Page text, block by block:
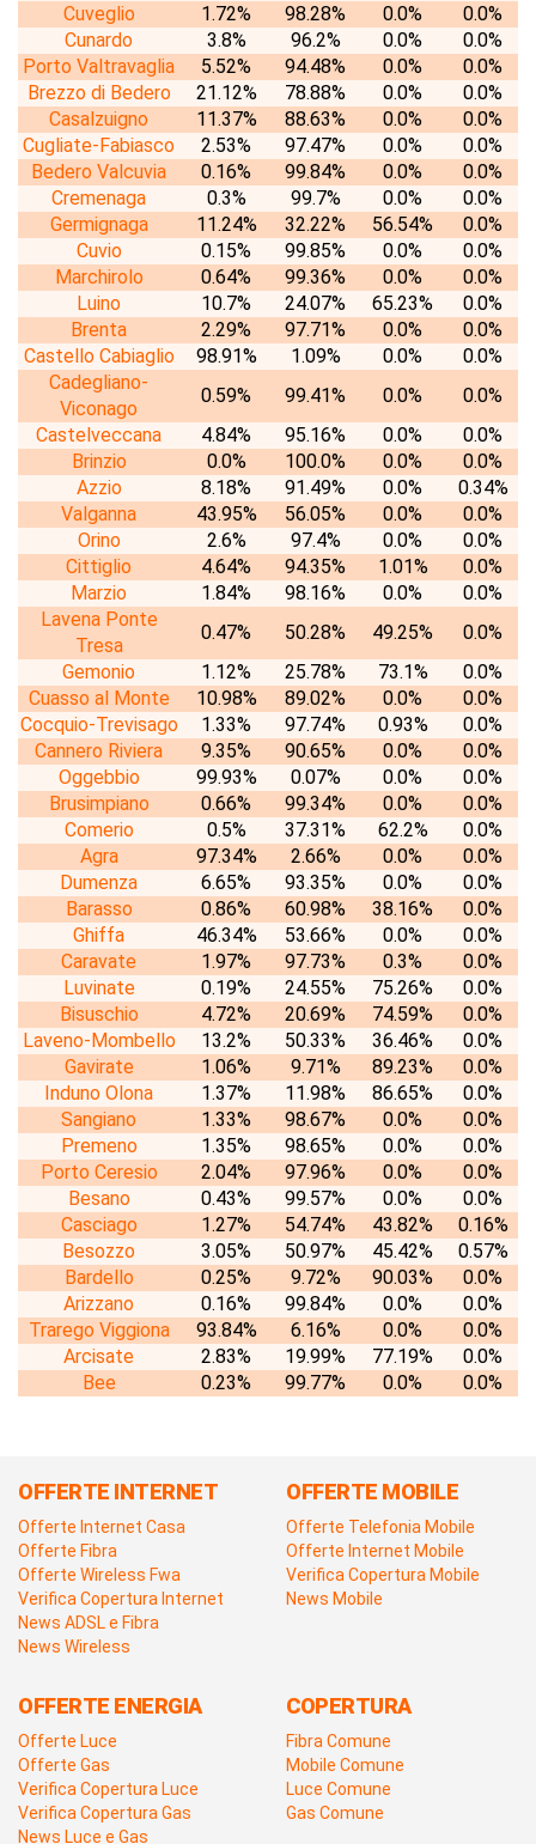
Cuveglio
1.72% 98.28% 0.0%
0.0%
Cunardo
3.8% 96.2% 0.0%
0.0%
Porto Valtravaglia
5.52% 94.48% 0.0%
0.0%
Brezzo di Bedero
21.12% 78.88% 0.0%
0.0%
Casalzuigno
11.37% 88.63% 0.0%
0.0%
Cugliate-Fabiasco
2.53% 97.47% 0.0%
0.0%
Bedero Valcuvia
0.16% 99.84% 0.0%
0.0%
Cremenaga
0.3% 99.7% 0.0%
0.0%
Germignaga
11.24% 32.22% 56.54%
0.0%
Cuvio
0.15% 99.85% 0.0%
0.0%
Marchirolo
0.64% 99.36% 0.0%
0.0%
Luino
10.7% 24.07% 65.23%
0.0%
Brenta
2.29% 97.71% 0.0%
0.0%
Castello Cabiaglio
98.91% 1.09% 0.0%
0.0%
Cadegliano-
Viconago
0.59% 99.41% 0.0%
0.0%
Castelveccana
4.84% 95.16% 0.0%
0.0%
Brinzio
0.0% 100.0% 0.0%
0.0%
Azzio
8.18% 91.49% 0.0%
0.34%
Valganna
43.95% 56.05% 0.0%
0.0%
Orino
2.6% 97.4% 0.0%
0.0%
Cittiglio
4.64% 94.35% 1.01%
0.0%
Marzio
1.84% 98.16% 0.0%
0.0%
Lavena Ponte
Tresa
0.47% 50.28% 49.25%
0.0%
Gemonio
1.12% 25.78% 73.1%
0.0%
Cuasso al Monte
10.98% 89.02% 0.0%
0.0%
Cocquio-Trevisago
1.33% 97.74% 0.93%
0.0%
Cannero Riviera
9.35% 90.65% 0.0%
0.0%
Oggebbio
99.93% 0.07% 0.0%
0.0%
Brusimpiano
0.66% 99.34% 0.0%
0.0%
Comerio
0.5% 37.31% 62.2%
0.0%
Agra
97.34% 2.66% 0.0%
0.0%
Dumenza
6.65% 93.35% 0.0%
0.0%
Barasso
0.86% 60.98% 38.16%
0.0%
Ghiffa
46.34% 53.66% 0.0%
0.0%
Caravate
1.97% 97.73% 0.3%
0.0%
Luvinate
0.19% 24.55% 75.26%
0.0%
Bisuschio
4.72% 20.69% 74.59%
0.0%
Laveno-Mombello
13.2% 50.33% 36.46%
0.0%
Gavirate
1.06% 9.71% 89.23%
0.0%
Induno Olona
1.37% 11.98% 86.65%
0.0%
Sangiano
1.33% 98.67% 0.0%
0.0%
Premeno
1.35% 98.65% 0.0%
0.0%
Porto Ceresio
2.04% 97.96% 0.0%
0.0%
Besano
0.43% 99.57% 0.0%
0.0%
Casciago
1.27% 54.74% 43.82%
0.16%
Besozzo
3.05% 50.97% 45.42%
0.57%
Bardello
0.25% 9.72% 90.03%
0.0%
Arizzano
0.16% 99.84% 0.0%
0.0%
Trarego Viggiona
93.84% 6.16% 0.0%
0.0%
Arcisate
2.83% 19.99% 77.19%
0.0%
Bee
0.23% 99.77% 0.0% 0.0%
OFFERTE INTERNET
Offerte Internet Casa
Offerte Fibra
Offerte Wireless Fwa
Verifica Copertura Internet
News ADSL e Fibra
News Wireless
OFFERTE MOBILE
Offerte Telefonia Mobile
Offerte Internet Mobile
Verifica Copertura Mobile
News Mobile
OFFERTE ENERGIA
Offerte Luce
Offerte Gas
Verifica Copertura Luce
Verifica Copertura Gas
News Luce e Gas
COPERTURA
Fibra Comune
Mobile Comune
Luce Comune
Gas Comune